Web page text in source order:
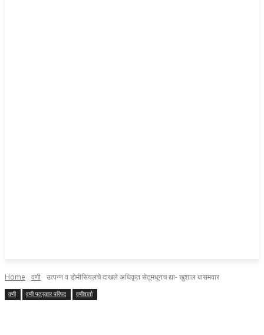
Home वणी उत्पन्न व डोमीसियलचे दाखले अधिकृत सेतूमधूनच द्या- खुशाल बासमवार
वणी वणी पत्रकार परिषद वणीवार्ता